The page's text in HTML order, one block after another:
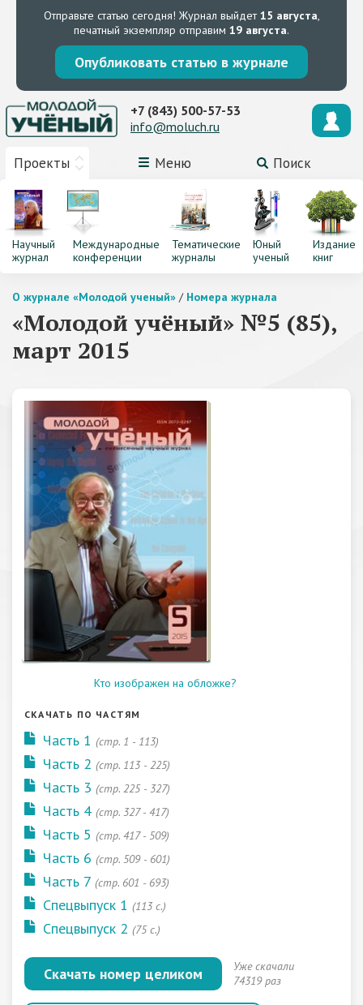
Отправьте статью сегодня! Журнал выйдет15 августа,
печатный экземпляр отправим 19 августа.
Опубликовать статью в журнале
Проекты Меню Поиск
+7 (843) 500-57-53
info@moluch.ru
Научный
журнал
Международные
конференции
Тематические
журналы
Юный
ученый
Издание
книг
О журнале «Молодой ученый» / Номера журнала
«Молодой учёный» №5 (85),
март 2015
Кто изображен на обложке?
СКАЧАТЬ ПО ЧАСТЯМ
Часть 1 (cтр. 1 - 113)
Часть 2 (cтр. 113 - 225)
Часть 3 (cтр. 225 - 327)
Часть 4 (cтр. 327 - 417)
Часть 5 (cтр. 417 - 509)
Часть 6 (cтр. 509 - 601)
Часть 7 (cтр. 601 - 693)
Спецвыпуск 1 (113 с.)
Спецвыпуск 2 (75 с.)
Скачать номер целиком
Уже скачали
74319 раз